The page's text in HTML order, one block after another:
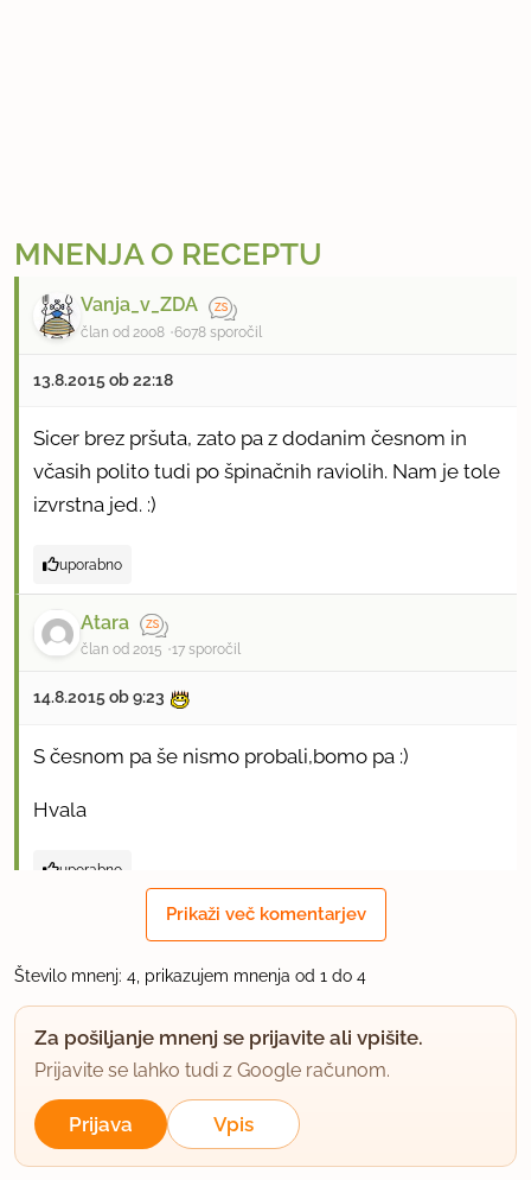
MNENJA O RECEPTU
Vanja_v_ZDA
član od 2008 6078 sporočil
13.8.2015 ob 22:18
Sicer brez pršuta, zato pa z dodanim česnom in
včasih polito tudi po špinačnih raviolih. Nam je tole
izvrstna jed. :)
uporabno
Atara
član od 2015 17 sporočil
14.8.2015 ob 9:23
S česnom pa še nismo probali,bomo pa :)
Hvala
uporabno
14.8.2015 ob 15:21
Testenine z mletimi orehi, popečenimi na maslu in
posipanimi s sladkorjem ....hmm...se vračajo
spomini iz otroštva. Zraven pa še kakšen kompot.
Prikaži več komentarjev
Število mnenj: 4, prikazujem mnenja od 1 do 4
Za pošiljanje mnenj se prijavite ali vpišite.
Prijavite se lahko tudi z Google računom.
Prijava Vpis